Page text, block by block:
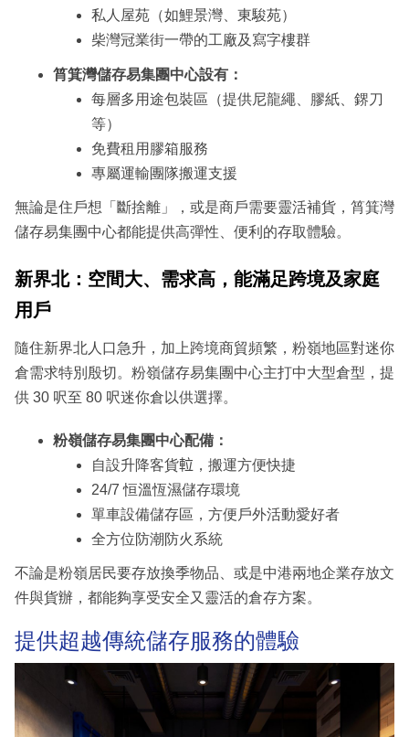
私人屋苑（如鯉景灣、東駿苑）
柴灣冠業街一帶的工廠及寫字樓群
筲箕灣儲存易集團中心設有：
每層多用途包裝區（提供尼龍繩、膠紙、鎅刀
等）
免費租用膠箱服務
專屬運輸團隊搬運支援
無論是住戶想「斷捨離」，或是商戶需要靈活補貨，筲箕灣
儲存易集團中心都能提供高彈性、便利的存取體驗。
新界北：空間大、需求高，能滿足跨境及家庭
用戶
隨住新界北人口急升，加上跨境商貿頻繁，粉嶺地區對迷你
倉需求特別殷切。粉嶺儲存易集團中心主打中大型倉型，提
供 30 呎至 80 呎迷你倉以供選擇。
粉嶺儲存易集團中心配備：
自設升降客貨𨋢，搬運方便快捷
24/7 恒溫恆濕儲存環境
單車設備儲存區，方便戶外活動愛好者
全方位防潮防火系統
不論是粉嶺居民要存放換季物品、或是中港兩地企業存放文
件與貨辦，都能夠享受安全又靈活的倉存方案。
提供超越傳統儲存服務的體驗